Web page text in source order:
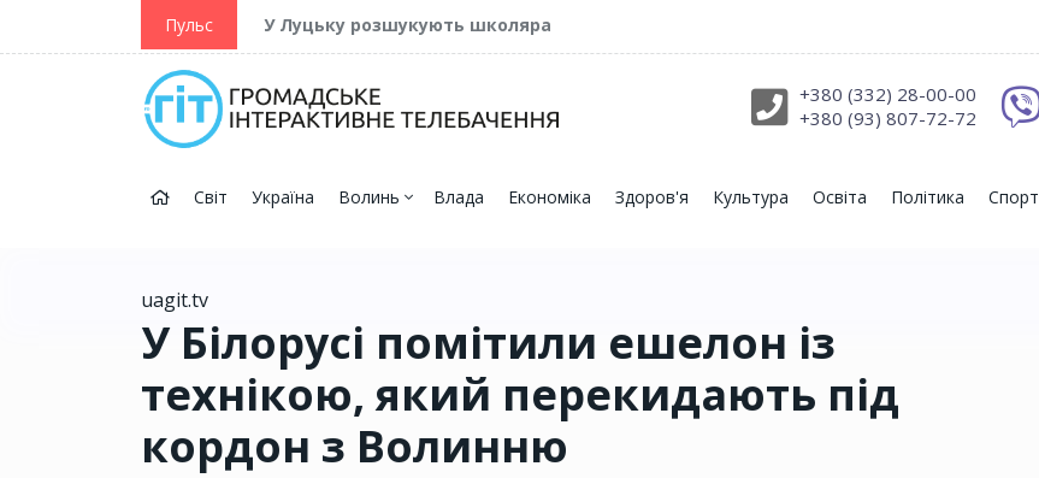
Пульс У Луцьку розшукують школяра
+380 (332) 28-00-00
+380 (93) 807-72-72
Світ Україна Волинь Влада Економіка Здоров'я Культура Освіта Політика Спорт
uagit.tv
У Білорусі помітили ешелон із
технікою, який перекидають під
кордон з Волинню